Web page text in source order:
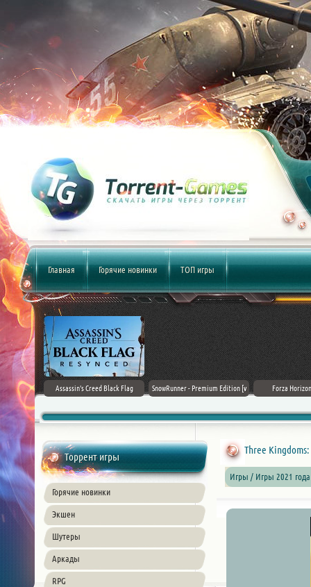
Главная Горячие новинки ТОП игры
Ages
Assassin's Creed Black Flag
SnowRunner - Premium Edition [v
Forza
Торрент игры
Горячие новинки
Экшен
Шутеры
Аркады
RPG
Three Kingdoms:
Игры / Игры 2021 года